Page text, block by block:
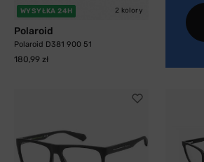
WYSYŁKA 24H 2 kolory
Polaroid
Polaroid D381 900 51
180,99 zł